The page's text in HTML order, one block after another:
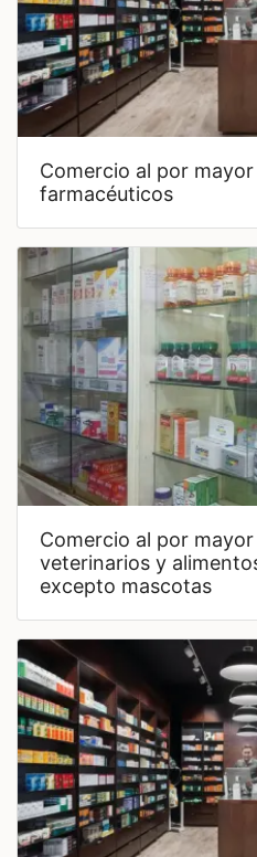
comercio al por mayor de productos
farmacéuticos
comercio al por mayor de medicamentos
veterinarios y
excepto mascotas